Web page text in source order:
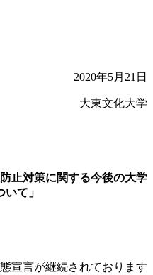
2020年5月21日
大東文化大学
止対策に関する今後の大学
て」
宣言が継続されております